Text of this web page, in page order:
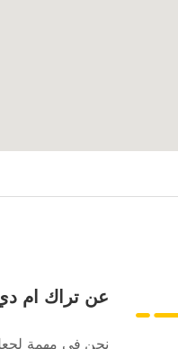
عن تراك ام
نحن في مهمة